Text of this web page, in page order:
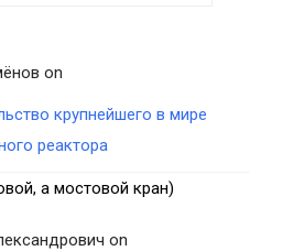
on
крупнейшего в мире
реактора
а мостовой кран)
on